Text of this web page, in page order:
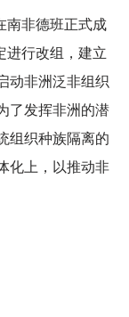
南非德班正式成
进行改组，建立
动非洲泛非组织
了发挥非洲的潜
组织种族隔离的
化上，以推动非